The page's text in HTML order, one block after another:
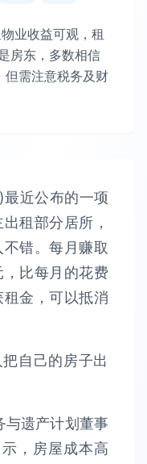
业收益可观，租
房东，多数相信
但需注意税务及财
近公布的一项
租部分居所，
错。每月赚取
比每月的花费
金，可以抵消
与遗产计划董事
，房屋成本高